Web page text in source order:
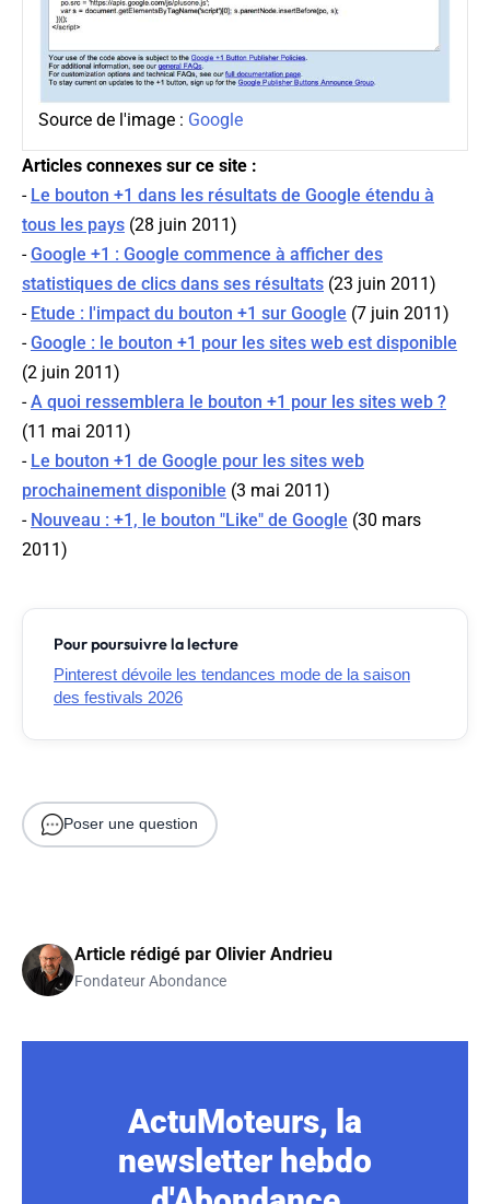
Source de l'image : Google
Articles connexes sur ce site :
- Le bouton +1 dans les résultats de Google étendu à
tous les pays (28 juin 2011)
-Google +1 : Google commence à afficher des
statistiques de clics dans ses résultats (23 juin 2011)
- Etude : l'impact du bouton +1 sur Google (7 juin 2011)
-Google : le bouton +1 pour les sites web est disponible
(2 juin 2011)
-A quoi ressemblera le bouton +1 pour les sites web ?
(11 mai 2011)
- Le bouton +1 de Google pour les sites web
prochainement disponible (3 mai 2011)
- Nouveau : +1, le bouton "Like" de Google (30 mars
2011)
Pour poursuivre la lecture
Pinterest dévoile les tendances mode de la saison
des festivals 2026
Poser une question
Article rédigé par Olivier Andrieu
Fondateur Abondance
ActuMoteurs, la
newsletter hebdo